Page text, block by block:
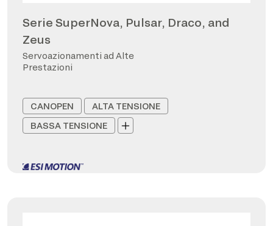
Serie SuperNova, Pulsar, Draco, and
Zeus
Servoazionamenti ad Alte
Prestazioni
CANOPEN
ALTA TENSIONE
BASSA TENSIONE